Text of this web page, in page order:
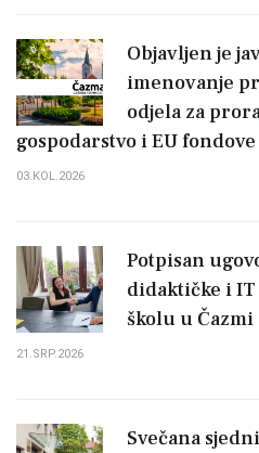
Objavljen je
imenovanje
odjela za
gospodarstvo i EU fondove
03.KOL.2026
Potpisan
didaktičke i
školu u Čazmi
21.SRP.2026
Svečana